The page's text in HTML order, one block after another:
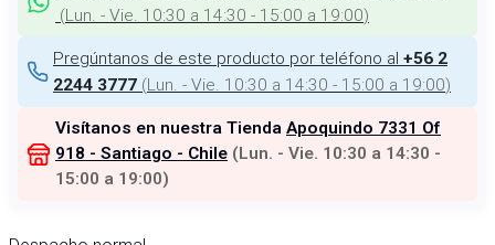
(Lun. - Vie. 10:30 a 14:30 - 15:00 a 19:00)
Pregúntanos de este producto por teléfono al +56 2
2244 3777 (Lun. - Vie. 10:30 a 14:30 - 15:00 a 19:00)
Visítanos en nuestra Tienda Apoquindo 7331 Of
918 - Santiago - Chile (Lun. - Vie. 10:30 a 14:30 -
15:00 a 19:00)